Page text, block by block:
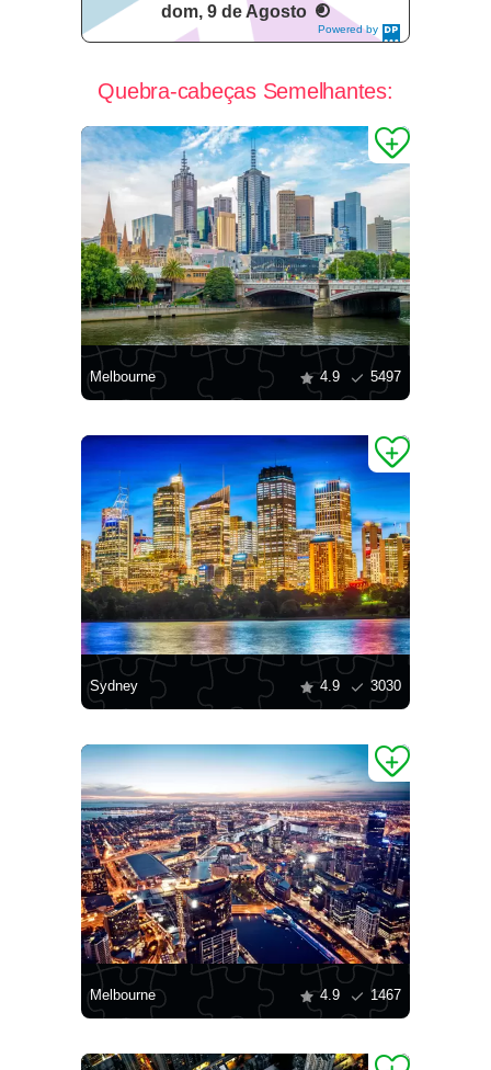
Powered by
DaysPedia.c
dom, 9 de Agosto
Quebra-cabeças Semelhantes:
Melbourne 4.9 5497
Sydney 4.9 3030
Melbourne 4.9 1467